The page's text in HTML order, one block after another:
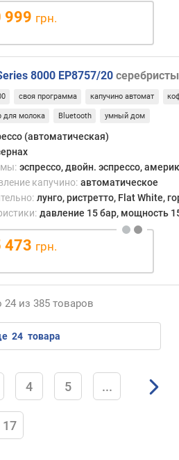
999 грн.
8000 EP8757/20
своя программа капучино автомат
для молока Bluetooth умный дом
(автоматическая)
эспрессо, двойн. эспрессо,
капучино: автоматическое
лунго, ристретто, Flat White,
давление 15 бар, мощность
473 грн.
24 из 385 товаров
24 товара
4 5 ...
17